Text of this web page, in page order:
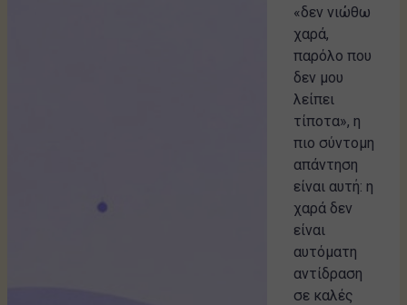
«δεν νιώθω
χαρά,
παρόλο που
δεν μου
λείπει
τίποτα», η
πιο σύντομη
απάντηση
είναι αυτή: η
χαρά δεν
είναι
αυτόματη
αντίδραση
σε καλές